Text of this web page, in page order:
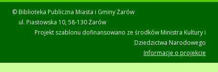
© Biblioteka Publiczna Miasta i Gminy Żarów
ul. Piastowska 10, 58-130 Żarów
Projekt szablonu dofinansowano ze środków Ministra Kultury i
Dziedzictwa Narodowego
Informacje o projekcie